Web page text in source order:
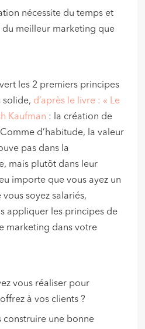
nécessite du temps et
du meilleur marketing que
les 2 premiers principes
solide, d’après le livre : « Le
Kaufman : la création de
d’habitude, la valeur
pas dans la
mais plutôt dans leur
importe que vous ayez un
soyez salariés,
appliquer les principes de
marketing dans votre
vous réaliser pour
à vos clients ?
construire une bonne